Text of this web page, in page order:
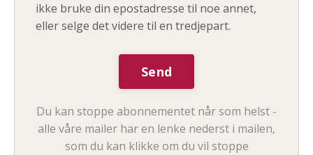
ikke bruke din epostadresse til noe annet,
eller selge det videre til en tredjepart.
Du kan stoppe abonnementet når som helst -
alle våre mailer har en lenke nederst i mailen,
som du kan klikke om du vil stoppe